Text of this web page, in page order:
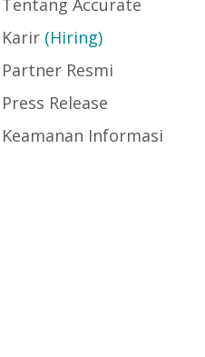
Tentang Accurate
Karir (Hiring)
Partner Resmi
Press Release
Keamanan Informasi